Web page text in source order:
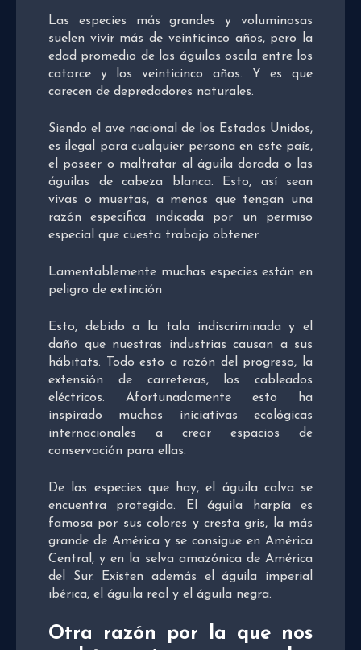
Las especies más grandes y voluminosas
suelen vivir más de veinticinco años, pero la
edad promedio de las águilas oscila entre los
catorce y los veinticinco años. Y es que
carecen de depredadores naturales.
Siendo el ave nacional de los Estados Unidos,
es ilegal para cualquier persona en este país,
el poseer o maltratar al águila dorada o las
águilas de cabeza blanca. Esto, así sean
vivas o muertas, a menos que tengan una
razón específica indicada por un permiso
especial que cuesta trabajo obtener.
Lamentablemente muchas especies están en
peligro de extinción
Esto, debido a la tala indiscriminada y el
daño que nuestras industrias causan a sus
hábitats. Todo esto a razón del progreso, la
extensión de carreteras, los cableados
eléctricos. Afortunadamente esto ha
inspirado muchas iniciativas ecológicas
internacionales a crear espacios de
conservación para ellas.
De las especies que hay, el águila calva se
encuentra protegida. El águila harpía es
famosa por sus colores y cresta gris, la más
grande de América y se consigue en América
Central, y en la selva amazónica de América
del Sur. Existen además el águila imperial
ibérica, el águila real y el águila negra.
Otra razón por la que nos